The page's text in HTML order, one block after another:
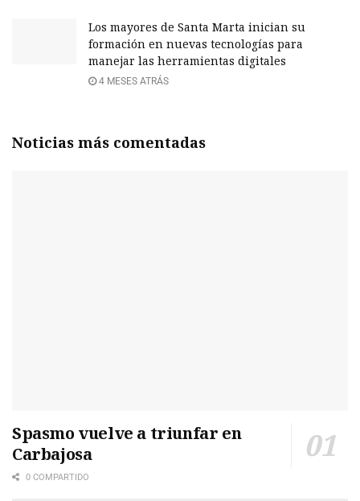
Los mayores de Santa Marta inician su
formación en nuevas tecnologías para
manejar las herramientas digitales
4 MESES ATRÁS
Noticias más comentadas
Spasmo vuelve a triunfar en
Carbajosa
0 COMPARTIDO